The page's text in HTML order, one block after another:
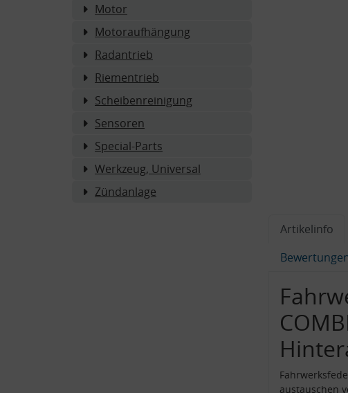
Motor
Motoraufhängung
Radantrieb
Riementrieb
Scheibenreinigung
Sensoren
Special-Parts
Werkzeug, Universal
Zündanlage
Artikelinfo
austauschen